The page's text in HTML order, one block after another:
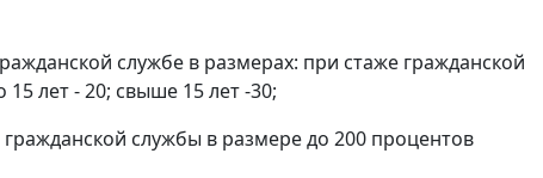
службе в размерах: при стаже гражданской
15 лет - 20; свыше 15 лет -30;
службы в размере до 200 процентов